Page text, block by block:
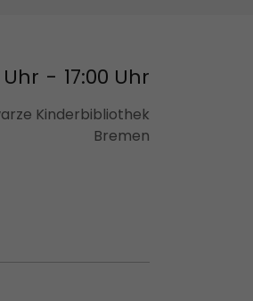
Uhr - 17:00 Uhr
Kinderbibliothek
Bremen